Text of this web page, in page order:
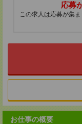
応募
この求人は応募が集
お仕事の概要